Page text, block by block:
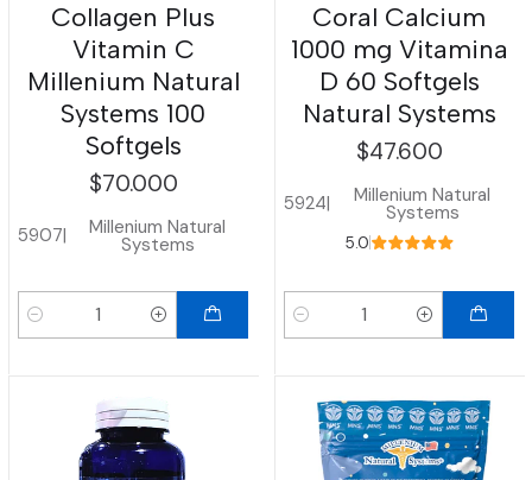
Collagen Plus
Vitamin C
Millenium Natural
Systems 100
Softgels
$70.000
5907| Millenium Natural
Systems
Cantidad
Coral Calcium
1000 mg Vitamina
D 60 Softgels
Natural Systems
$47.600
5924| Millenium Natural
Systems
5.0
Cantidad